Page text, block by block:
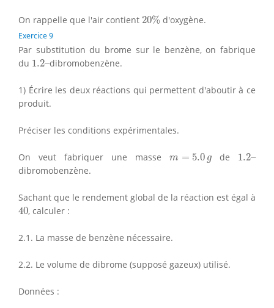
On rappelle que l'air contient 20%
20% d'oxygène.
Exercice 9
Par substitution du brome sur le benzène, on fabrique
du 1.2–
1.2 –
dibromobenzène.
1) Écrire les deux réactions qui permettent d'aboutir à ce
produit.
Préciser les conditions expérimentales.
On veut fabriquer une masse m = 5.0 g
m =5.0g de 1.2–
1.2
dibromobenzène.
Sachant que le rendement global de la réaction est égal à
40
40, calculer :
2.1. La masse de benzène nécessaire.
2.2. Le volume de dibrome (supposé gazeux) utilisé.
Données :